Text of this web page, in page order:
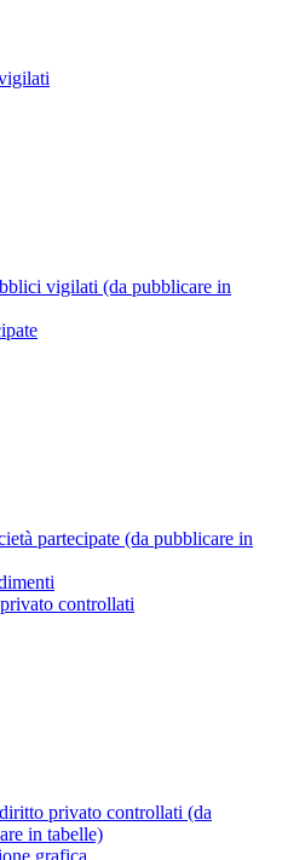
vigilati (da pubblicare in
partecipate (da pubblicare in
controllati
privato controllati (da
in tabelle)